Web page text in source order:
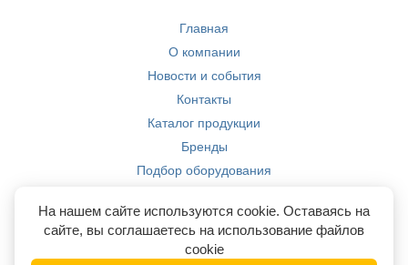
Главная
О компании
Новости и события
Контакты
Каталог продукции
Бренды
Подбор оборудования
Компетенции
На нашем сайте используются cookie. Оставаясь на
сайте, вы соглашаетесь на использование файлов
cookie